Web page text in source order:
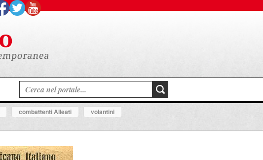
combattenti Alleati
volantini